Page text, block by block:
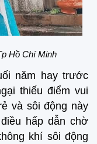
Hồ Chí Minh
năm hay trước
thiếu điểm vui
và sôi động này
hấp dẫn chờ
khí sôi động